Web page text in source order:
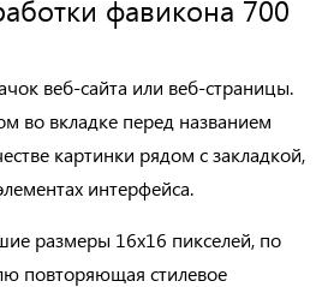
фавикона 700
веб-сайта или веб-страницы.
во вкладке перед названием
картинки рядом с закладкой,
интерфейса.
размеры 16х16 пикселей, по
повторяющая стилевое